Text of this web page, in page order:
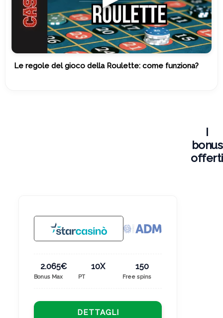
Le regole del gioco della Roulette: come funziona?
bonus
2.065€
Bonus Max
10X
PT
150
Free spins
DETTAGLI